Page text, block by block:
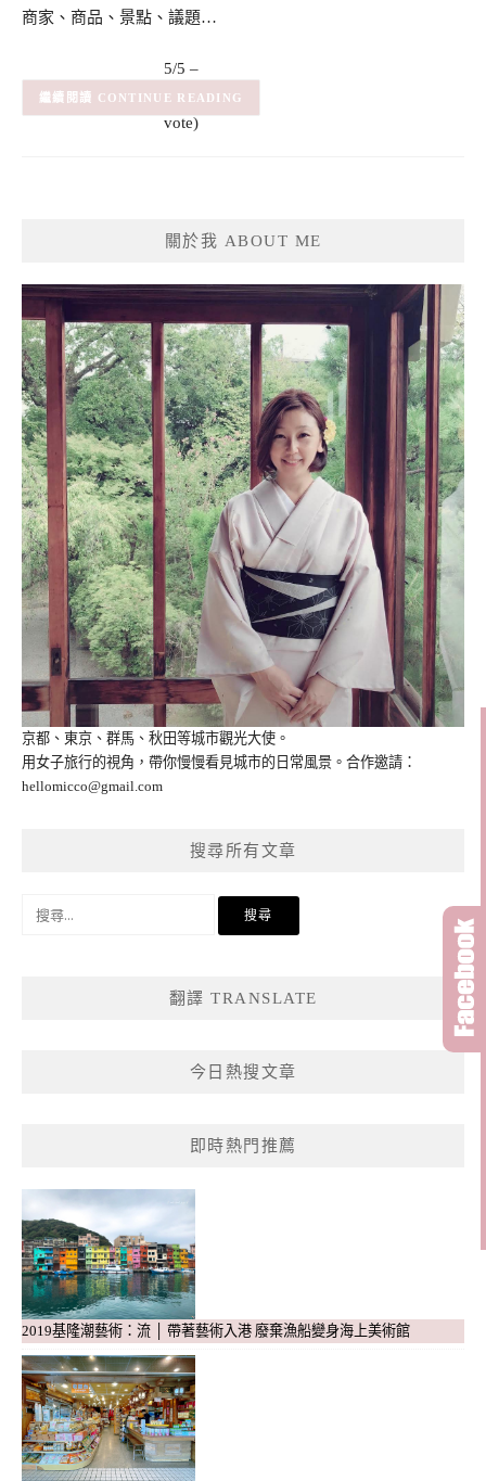
商家、商品、景點、議題…
5/5 –
(1
vote)
(1) CONTINUE READING
關於我 ABOUT ME
京都、東京、群馬、秋田等城市觀光大使。
用女子旅行的視角，帶你慢慢看見城市的日常風景。合作邀請：
hellomicco@gmail.com
搜尋所有文章
翻譯 TRANSLATE
今日熱搜文章
即時熱門推薦
2019基隆潮藝術：流 │ 帶著藝術入港 廢棄漁船變身海上美術館